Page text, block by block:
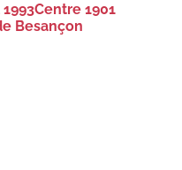
1901
Besançon